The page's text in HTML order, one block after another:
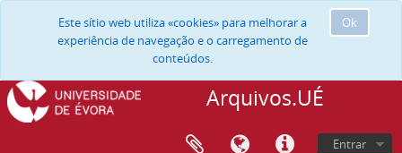
Ok
Este sítio web utiliza «cookies» para melhorar a
experiência de navegação e o carregamento de
conteúdos.
Arquivos.UÉ
Entrar